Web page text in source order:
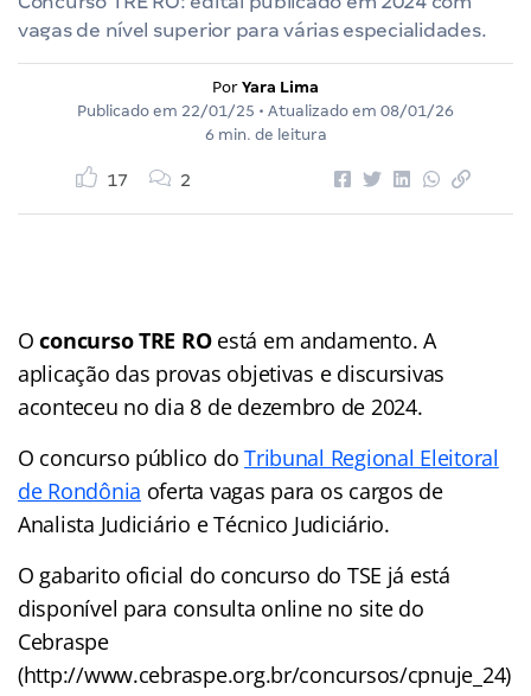
vagas de nível superior para várias especialidades.
Por Yara Lima
Publicado em 22/01/25 • Atualizado em 08/01/26
6 min. de leitura
17 2
Oconcurso TRE ROestá em andamento. A
aplicação das provas objetivas e discursivas
aconteceu no dia 8 de dezembro de 2024.
O concurso público doTribunal Regional Eleitoral
de Rondônia oferta vagas para os cargos de
Analista Judiciário e Técnico Judiciário.
O gabarito oficial do concurso do TSE já está
disponível para consulta online no site do
Cebraspe
(http://www.cebraspe.org.br/concursos/cpnuje_24)